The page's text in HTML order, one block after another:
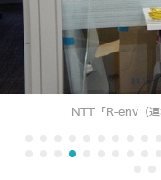
NTT「R-env（連